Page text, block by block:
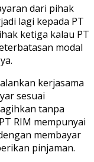
dari pihak
lagi kepada PT
ketiga kalau PT
modal
kerjasama
sesuai
tanpa
RIM mempunyai
membayar
pinjaman.